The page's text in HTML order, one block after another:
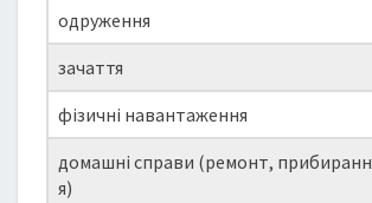
одруження
зачаття
фізичні навантаження
домашні справи (ремонт, прибиранн
я)